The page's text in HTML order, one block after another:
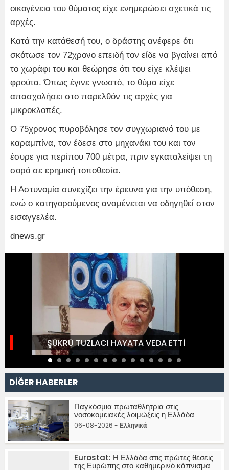
οικογένεια του θύματος είχε ενημερώσει σχετικά τις
αρχές.
Κατά την κατάθεσή του, ο δράστης ανέφερε ότι
σκότωσε τον 72χρονο επειδή τον είδε να βγαίνει από
το χωράφι του και θεώρησε ότι του είχε κλέψει
φρούτα. Όπως έγινε γνωστό, το θύμα είχε
απασχολήσει στο παρελθόν τις αρχές για
μικροκλοπές.
Ο 75χρονος πυροβόλησε τον συγχωριανό του με
καραμπίνα, τον έδεσε στο μηχανάκι του και τον
έσυρε για περίπου 700 μέτρα, πριν εγκαταλείψει τη
σορό σε ερημική τοποθεσία.
Η Αστυνομία συνεχίζει την έρευνα για την υπόθεση,
ενώ ο κατηγορούμενος αναμένεται να οδηγηθεί στον
εισαγγελέα.
dnews.gr
ŞÜKRÜ TUZLACI HAYATA VEDA ETTİ
DİĞER HABERLER
Παγκόσμια πρωταθλήτρια στις
νοσοκομειακές λοιμώξεις η Ελλάδα
06-08-2026 - Ελληνικά
Eurostat: Η Ελλάδα στις πρώτες θέσεις
της Ευρώπης στο καθημερινό κάπνισμα